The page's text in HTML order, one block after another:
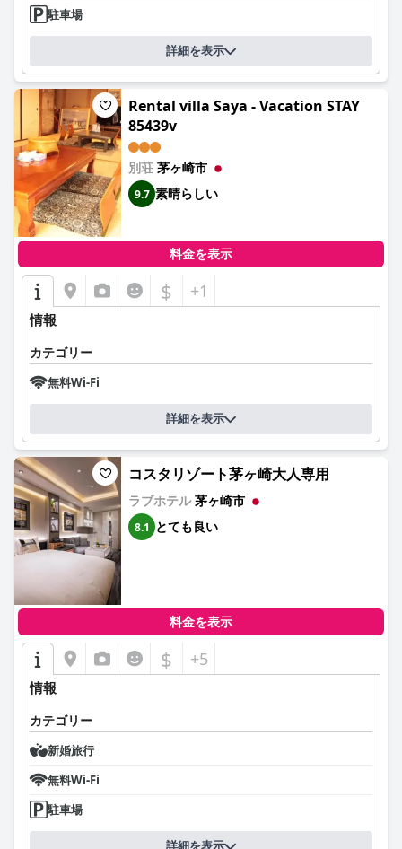
駐車場
詳細を表示
Rental villa Saya - Vacation STAY
85439v
別荘 茅ヶ崎市
9.7 素晴らしい
料金を表示
$ +1
情報
カテゴリー
無料Wi-Fi
詳細を表示
コスタリゾート茅ヶ崎大人専用
ラブホテル茅ヶ崎市
8.1 とても良い
料金を表示
$ +5
情報
カテゴリー
新婚旅行
無料Wi-Fi
駐車場
詳細を表示